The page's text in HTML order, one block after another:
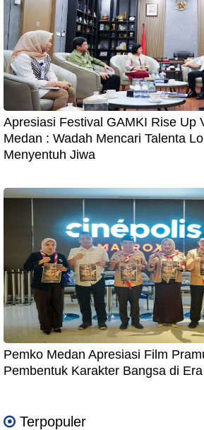
Apresiasi Festival GAMKI Rise Up
Medan : Wadah Mencari Talenta
Menyentuh Jiwa
Pemko Medan Apresiasi Film
Pembentuk Karakter Bangsa di
Terpopuler